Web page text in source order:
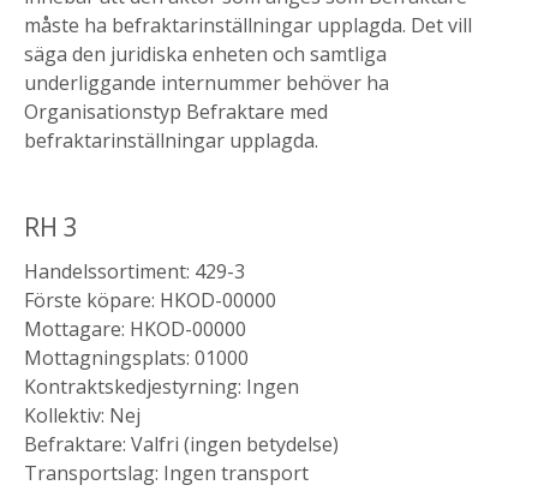
måste ha befraktarinställningar upplagda. Det vill
säga den juridiska enheten och samtliga
underliggande internummer behöver ha
Organisationstyp Befraktare med
befraktarinställningar upplagda.
RH 3
Handelssortiment: 429-3
Förste köpare: HKOD-00000
Mottagare: HKOD-00000
Mottagningsplats: 01000
Kontraktskedjestyrning: Ingen
Kollektiv: Nej
Befraktare: Valfri (ingen betydelse)
Transportslag: Ingen transport